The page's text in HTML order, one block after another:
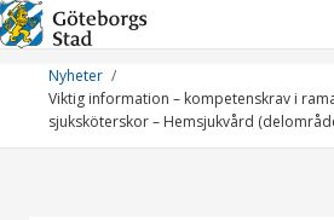
Hoppa
till
innehållNyheter
Viktig information – kompetenskrav i
sjuksköterskor – Hemsjukvård